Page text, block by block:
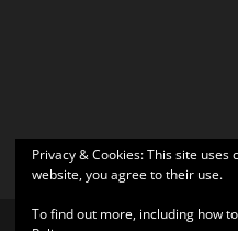
Privacy & Cookies: This site
website, you agree to their use.
To find out more, including how